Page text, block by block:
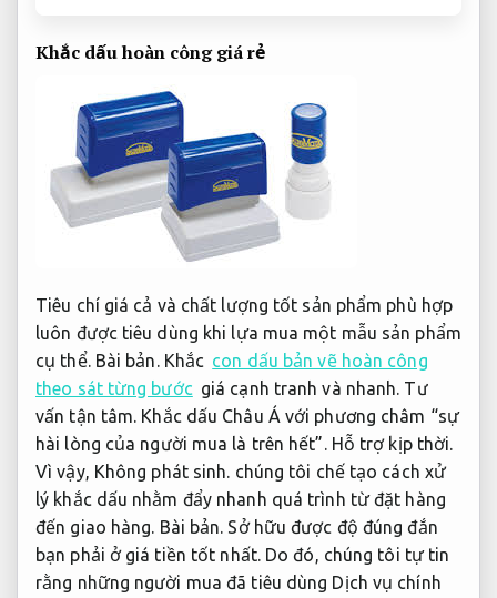
Khắc dấu hoàn công giá rẻ
Tiêu chí giá cả và chất lượng tốt sản phẩm phù hợp
luôn được tiêu dùng khi lựa mua một mẫu sản phẩm
cụ thể. Bài bản.Khắc con dấu bản vẽ hoàn công
theo sát từng bước giá cạnh tranh và nhanh. Tư
vấn tận tâm. Khắc dấu Châu Á với phương châm “sự
hài lòng của người mua là trên hết”. Hỗ trợ kịp thời.
Vì vậy, Không phát sinh. chúng tôi chế tạo cách xử
lý khắc dấu nhằm đẩy nhanh quá trình từ đặt hàng
đến giao hàng. Bài bản. Sở hữu được độ đúng đắn
bạn phải ở giá tiền tốt nhất. Do đó, chúng tôi tự tin
rằng những người mua đã tiêu dùng Dịch vụ chính